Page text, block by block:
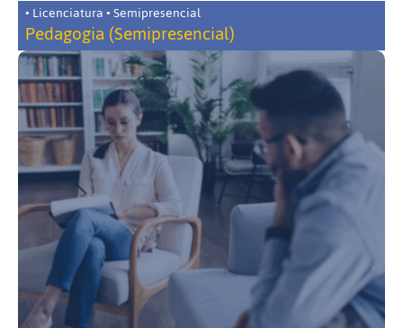
• Licenciatura • Semipresencial
Pedagogia (Semipresencial)